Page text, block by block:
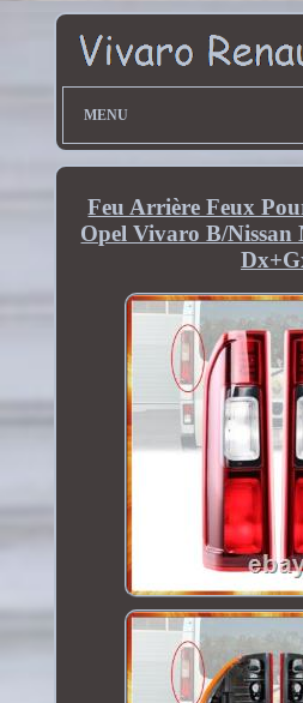
MENU
Feu Arrière Feux
Opel Vivaro B/